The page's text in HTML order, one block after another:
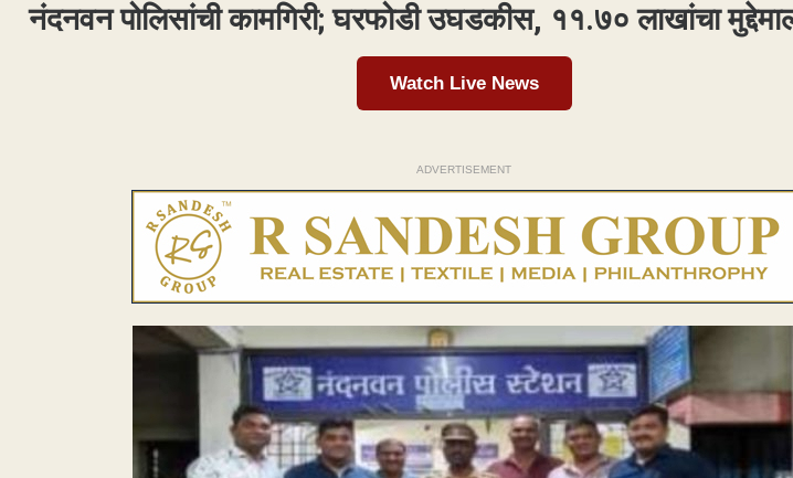
नंदनवन पोलिसांची कामगिरी; घरफोडी उघडकीस, ११.७० लाखांचा
Watch Live News
ADVERTISEMENT